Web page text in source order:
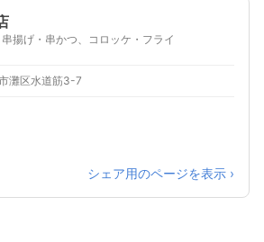
揚げ・串かつ、コロッケ・フライ
灘区水道筋3-7
シェア用のページを表示 ›